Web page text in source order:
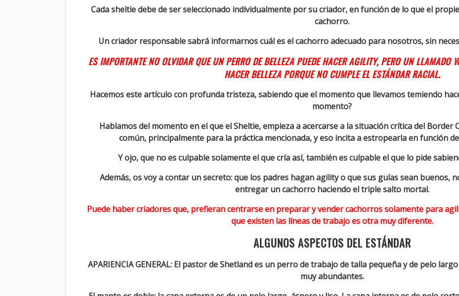
Cada sheltie debe de ser seleccionado individualmente por su criador, en función de lo que el
cachorro.
Un criador responsable sabrá informarnos cuál es el cachorro adecuado para nosotros, sin
ES IMPORTANTE NO OLVIDAR QUE UN PERRO DE BELLEZA PUEDE HACER AGILITY, PERO UN LLAMADO
HACER BELLEZA PORQUE NO CUMPLE EL ESTÁNDAR RACIAL.
Hacemos este artículo con profunda tristeza, sabiendo que el momento que llevamos temiendo
momento?
Hablamos del momento en el que el Sheltie, empieza a acercarse a la situación crítica del Border
común, principalmente para la práctica mencionada, y eso incita a estropearla en función
Y ojo, que no es culpable solamente el que cría así, también es culpable el que lo pide
Además, os voy a contar un secreto: que los padres hagan agility o que sus guías sean buenos,
entregar un cachorro haciendo el triple salto mortal.
Puede haber criadores que, prefieran centrarse en preparar y vender cachorros solamente para
que existen las líneas de trabajo es otra muy diferente.
ALGUNOS ASPECTOS DEL ESTÁNDAR
APARIENCIA GENERAL: El pastor de Shetland es un perro detrabajo de talla pequeña y de pelo
muy abundantes.